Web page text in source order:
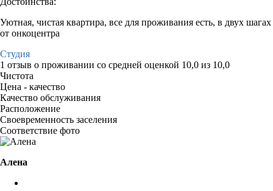
Уютная, чистая квартира, все для проживания есть, в двух шагах
от онкоцентра
Студия
1 отзыв о проживании со средней оценкой 10,0 из 10,0
Чистота
Цена - качество
Качество обслуживания
Расположение
Своевременность заселения
Соответствие фото
Алена